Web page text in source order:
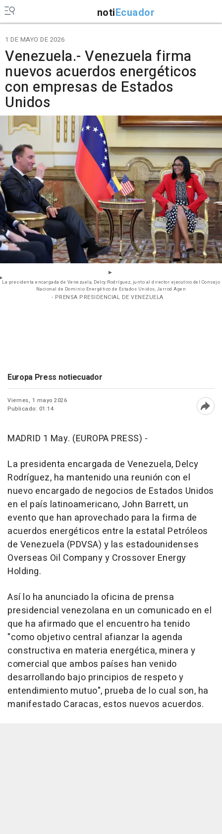
notiEcuador
1 DE MAYO DE 2026
Venezuela.- Venezuela firma
nuevos acuerdos energéticos
con empresas de Estados
Unidos
La presidenta encargada de Venezuela, Delcy Rodríguez, junto al director ejecutivo del Consejo
Nacional de Dominio Energético de Estados Unidos, Jarrod Agen
- PRENSA PRESIDENCIAL DE VENEZUELA
Europa Press notiecuador
Viernes, 1 mayo 2026
Publicado: 01:14
MADRID 1 May. (EUROPA PRESS) -
La presidenta encargada de Venezuela, Delcy
Rodríguez, ha mantenido una reunión con el
nuevo encargado de negocios de Estados Unidos
en el país latinoamericano, John Barrett, un
evento que han aprovechado para la firma de
acuerdos energéticos entre la estatal Petróleos
de Venezuela (PDVSA) y las estadounidenses
Overseas Oil Company y Crossover Energy
Holding.
Así lo ha anunciado la oficina de prensa
presidencial venezolana en un comunicado en el
que ha afirmado que el encuentro ha tenido
"como objetivo central afianzar la agenda
constructiva en materia energética, minera y
comercial que ambos países han venido
desarrollando bajo principios de respeto y
entendimiento mutuo", prueba de lo cual son, ha
manifestado Caracas, estos nuevos acuerdos.